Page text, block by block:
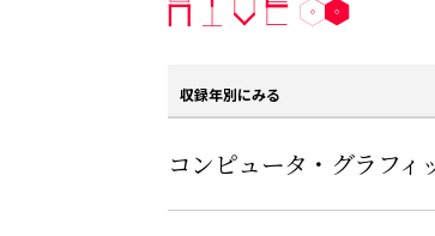
収録年別にみる
コンピュータ・グラフィ